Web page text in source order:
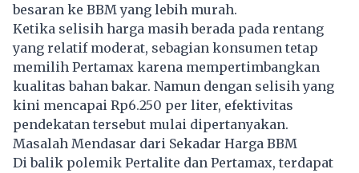
besaran ke BBM yang lebih murah.
Ketika selisih harga masih berada pada rentang
yang relatif moderat, sebagian konsumen tetap
memilih Pertamax karena mempertimbangkan
kualitas bahan bakar. Namun dengan selisih yang
kini mencapai Rp6.250 per liter, efektivitas
pendekatan tersebut mulai dipertanyakan.
Masalah Mendasar dari Sekadar Harga BBM
Di balik polemik Pertalite dan Pertamax, terdapat